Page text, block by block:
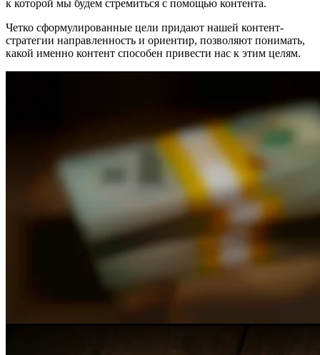
к которой мы будем стремиться с помощью контента.
Четко сформулированные цели придают нашей контент-
стратегии направленность и ориентир, позволяют понимать,
какой именно контент способен привести нас к этим целям.